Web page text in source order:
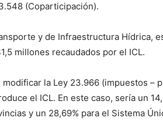
(Coparticipación).
y de Infraestructura Hídrica,
millones recaudados por el ICL.
la Ley 23.966 (impuestos –
el ICL. En este caso, sería un
y un 28,69% para el Sistema